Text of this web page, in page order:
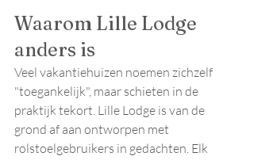
Waarom Lille Lodge
anders is
Veel vakantiehuizen noemen zichzelf
"toegankelijk", maar schieten in de
praktijk tekort. Lille Lodge is van de
grond af aan ontworpen met
rolstoelgebruikers in gedachten. Elk